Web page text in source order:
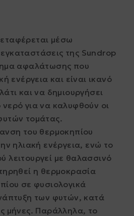
μέσω
της Sundrop
αφαλάτωσης που
ενέργεια και είναι ικανό
και να δημιουργήσει
για να καλυφθούν οι
τομάτας.
του θερμοκηπίου
ηλιακή ενέργεια, ενώ το
λειτουργεί με θαλασσινό
η θερμοκρασία
σε φυσιολογικά
των φυτών, κατά
μήνες. Παράλληλα, το